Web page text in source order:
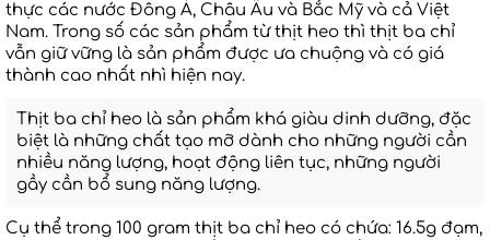
thực các nước Đông Á, Châu Âu và Bắc Mỹ và cả Việt
Nam. Trong số các sản phẩm từ thịt heo thì thịt ba chỉ
vẫn giữ vững là sản phẩm được ưa chuộng và có giá
thành cao nhất nhì hiện nay.
Thịt ba chỉ heo là sản phẩm khá giàu dinh dưỡng, đặc
biệt là những chất tạo mỡ dành cho những người cần
nhiều năng lượng, hoạt động liên tục, những người
gầy cần bổ sung năng lượng.
Cụ thể trong 100 gram thịt ba chỉ heo có chứa: 16.5g đạm,